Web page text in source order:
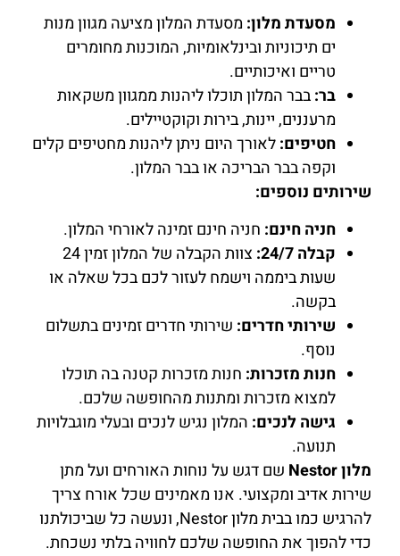
מסעדת מלון: מסעדת המלון מציעה מגוון מנות
ים תיכוניות ובינלאומיות, המוכנות מחומרים
טריים ואיכותיים.
בר:בבר המלון תוכלו ליהנות ממגוון משקאות
מרעננים, יינות, בירות וקוקטיילים.
חטיפים:לאורך היום ניתן ליהנות מחטיפים קלים
וקפה בבר הבריכה או בבר המלון.
שירותים נוספים:
חניה חינם: חניה חינם זמינה לאורחי המלון.
קבלה 24/7:
צוות הקבלה של המלון זמין 24
שעות ביממה וישמח לעזור לכם בכל שאלה או
בקשה.
שירותי חדרים: שירותי חדרים זמינים בתשלום
נוסף.
חנות מזכרות: חנות מזכרות קטנה בה תוכלו
למצוא מזכרות ומתנות מהחופשה שלכם.
גישה לנכים: המלון נגיש לנכים ובעלי מוגבלויות
תנועה.
מלון Nestor
שם דגש על נוחות האורחים ועל מתן
שירות אדיב ומקצועי. אנו מאמינים שכל אורח צריך
להרגיש כמו בבית מלון Nestor, ונעשה כל שביכולתנו
כדי להפוך את החופשה שלכם לחוויה בלתי נשכחת.